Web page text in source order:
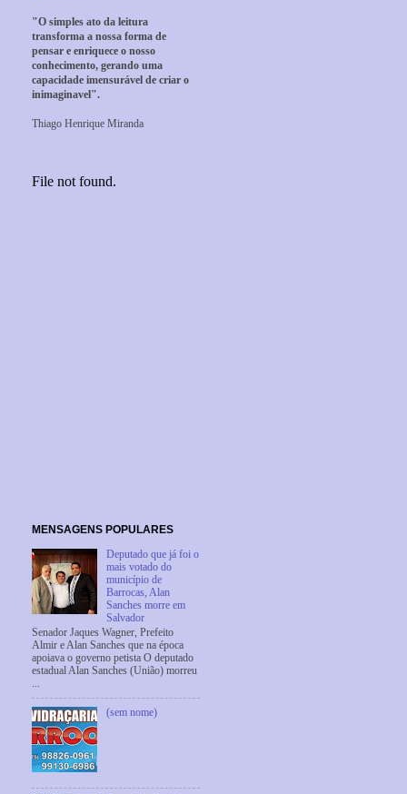
"O simples ato da leitura
transforma a nossa forma de
pensar e enriquece o nosso
conhecimento, gerando uma
capacidade imensurável de criar o
inimaginavel".
Thiago Henrique Miranda
MENSAGENS POPULARES
Deputado que já foi o
mais votado do
município de
Barrocas, Alan
Sanches morre em
Salvador
Senador Jaques Wagner, Prefeito
Almir e Alan Sanches que na época
apoiava o governo petista O deputado
estadual Alan Sanches (União) morreu
...
(sem nome)